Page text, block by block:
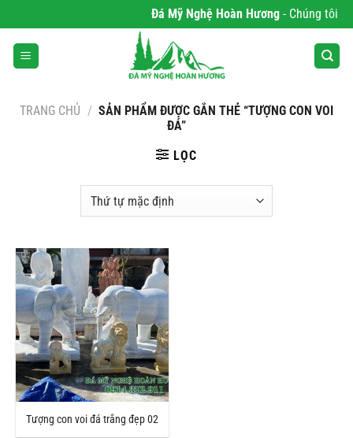
qua
nội
dung
Đá Mỹ Nghệ Hoàn Hương- Chúng tôi
TRANG CHỦ / SẢN PHẨM ĐƯỢC GẮN THẺ “TƯỢNG CON VOI
ĐÁ”
LỌC
Tượng con voi đá trắng đẹp 02